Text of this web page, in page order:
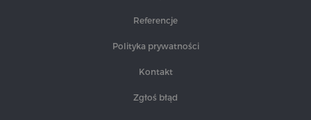
Referencje
Polityka prywatności
Kontakt
Zgłoś błąd